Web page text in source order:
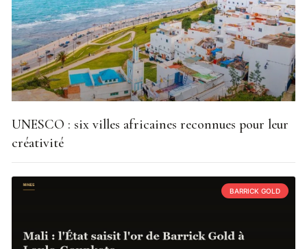
UNESCO : six villes africaines reconnues pour leur
créativité
BARRICK GOLD